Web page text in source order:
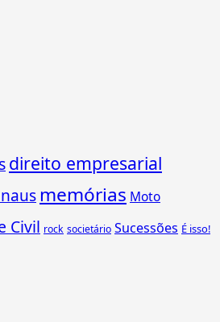
direito empresarial
memórias Moto
Civil rock societário Sucessões É isso!